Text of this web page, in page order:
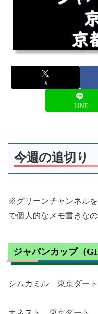
X
LINE
今週の追切り
※グリーンチャンネル
で個人的なメモ書きな
ジャパンカップ（GI
シムカミル 東京ダー